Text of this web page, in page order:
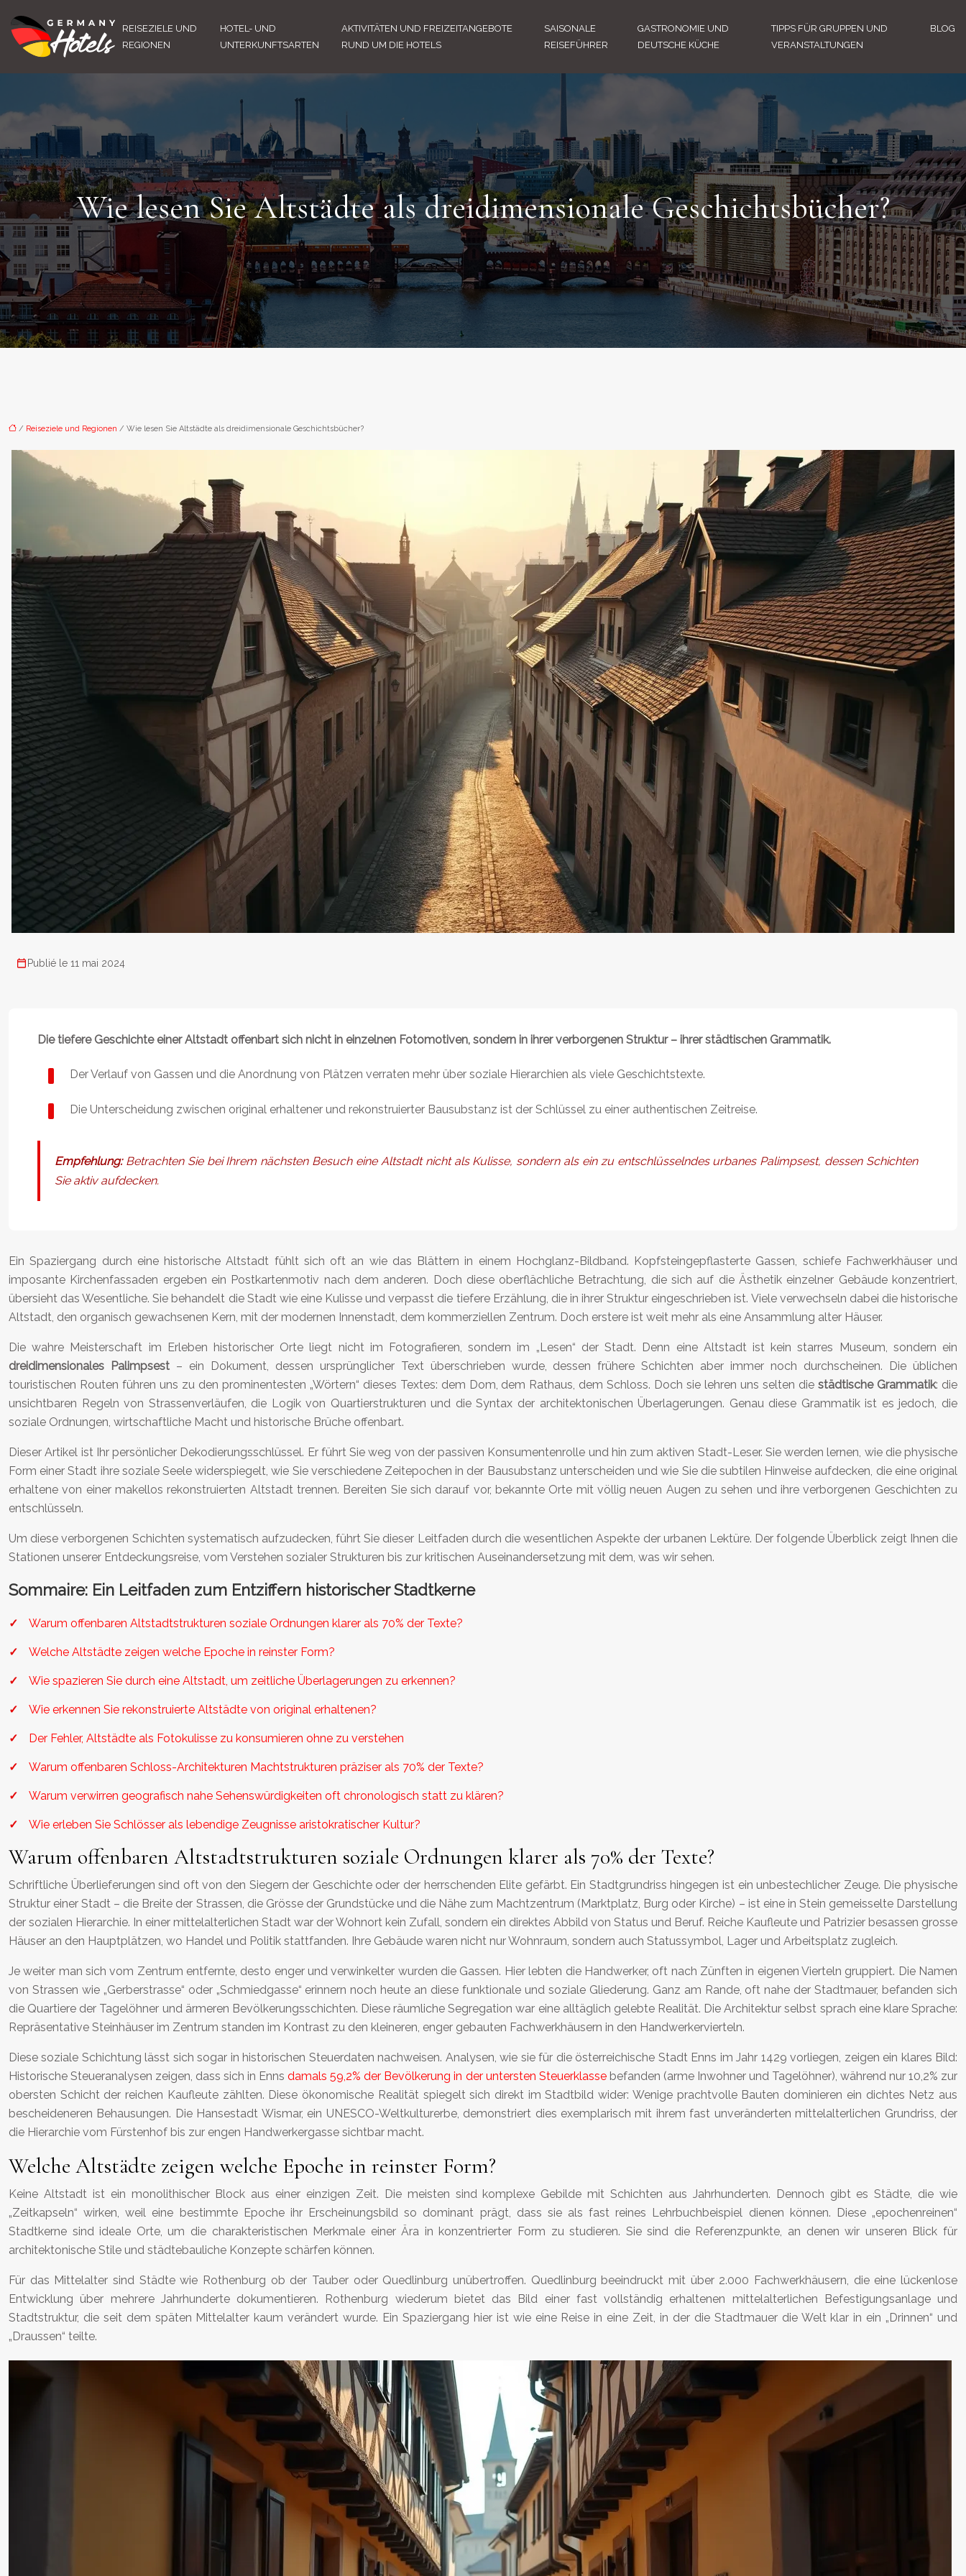
REISEZIELE UND
REGIONEN
HOTEL- UND
UNTERKUNFTSARTEN
AKTIVITÄTEN UND FREIZEITANGEBOTE
RUND UM DIE HOTELS
SAISONALE
REISEFÜHRER
GASTRONOMIE UND
DEUTSCHE KÜCHE
TIPPS FÜR GRUPPEN UND
VERANSTALTUNGEN
BLOG
Wie lesen Sie Altstädte als dreidimensionale Geschichtsbücher?
/ Reiseziele und Regionen / Wie lesen Sie Altstädte als dreidimensionale Geschichtsbücher?
Publié le 11 mai 2024
Die tiefere Geschichte einer Altstadt offenbart sich nicht in einzelnen Fotomotiven, sondern in ihrer verborgenen Struktur – ihrer städtischen Grammatik.
Der Verlauf von Gassen und die Anordnung von Plätzen verraten mehr über soziale Hierarchien als viele Geschichtstexte.
Die Unterscheidung zwischen original erhaltener und rekonstruierter Bausubstanz ist der Schlüssel zu einer authentischen Zeitreise.
Empfehlung:Betrachten Sie bei Ihrem nächsten Besuch eine Altstadt nicht als Kulisse, sondern als ein zu entschlüsselndes urbanes Palimpsest, dessen Schichten
Sie aktiv aufdecken.
Ein Spaziergang durch eine historische Altstadt fühlt sich oft an wie das Blättern in einem Hochglanz-Bildband. Kopfsteingepflasterte Gassen, schiefe Fachwerkhäuser und
imposante Kirchenfassaden ergeben ein Postkartenmotiv nach dem anderen. Doch diese oberflächliche Betrachtung, die sich auf die Ästhetik einzelner Gebäude konzentriert,
übersieht das Wesentliche. Sie behandelt die Stadt wie eine Kulisse und verpasst die tiefere Erzählung, die in ihrer Struktur eingeschrieben ist. Viele verwechseln dabei die historische
Altstadt, den organisch gewachsenen Kern, mit der modernen Innenstadt, dem kommerziellen Zentrum. Doch erstere ist weit mehr als eine Ansammlung alter Häuser.
Die wahre Meisterschaft im Erleben historischer Orte liegt nicht im Fotografieren, sondern im „Lesen“ der Stadt. Denn eine Altstadt ist kein starres Museum, sondern ein
dreidimensionales Palimpsest– ein Dokument, dessen ursprünglicher Text überschrieben wurde, dessen frühere Schichten aber immer noch durchscheinen. Die üblichen
touristischen Routen führen uns zu den prominentesten „Wörtern“ dieses Textes: dem Dom, dem Rathaus, dem Schloss. Doch sie lehren uns selten diestädtische Grammatik: die
unsichtbaren Regeln von Strassenverläufen, die Logik von Quartierstrukturen und die Syntax der architektonischen Überlagerungen. Genau diese Grammatik ist es jedoch, die
soziale Ordnungen, wirtschaftliche Macht und historische Brüche offenbart.
Dieser Artikel ist Ihr persönlicher Dekodierungsschlüssel. Er führt Sie weg von der passiven Konsumentenrolle und hin zum aktiven Stadt-Leser. Sie werden lernen, wie die physische
Form einer Stadt ihre soziale Seele widerspiegelt, wie Sie verschiedene Zeitepochen in der Bausubstanz unterscheiden und wie Sie die subtilen Hinweise aufdecken, die eine original
erhaltene von einer makellos rekonstruierten Altstadt trennen. Bereiten Sie sich darauf vor, bekannte Orte mit völlig neuen Augen zu sehen und ihre verborgenen Geschichten zu
entschlüsseln.
Um diese verborgenen Schichten systematisch aufzudecken, führt Sie dieser Leitfaden durch die wesentlichen Aspekte der urbanen Lektüre. Der folgende Überblick zeigt Ihnen die
Stationen unserer Entdeckungsreise, vom Verstehen sozialer Strukturen bis zur kritischen Auseinandersetzung mit dem, was wir sehen.
Sommaire: Ein Leitfaden zum Entziffern historischer Stadtkerne
Warum offenbaren Altstadtstrukturen soziale Ordnungen klarer als 70% der Texte?
Welche Altstädte zeigen welche Epoche in reinster Form?
Wie spazieren Sie durch eine Altstadt, um zeitliche Überlagerungen zu erkennen?
Wie erkennen Sie rekonstruierte Altstädte von original erhaltenen?
Der Fehler, Altstädte als Fotokulisse zu konsumieren ohne zu verstehen
Warum offenbaren Schloss-Architekturen Machtstrukturen präziser als 70% der Texte?
Warum verwirren geografisch nahe Sehenswürdigkeiten oft chronologisch statt zu klären?
Wie erleben Sie Schlösser als lebendige Zeugnisse aristokratischer Kultur?
Warum offenbaren Altstadtstrukturen soziale Ordnungen klarer als 70% der Texte?
Schriftliche Überlieferungen sind oft von den Siegern der Geschichte oder der herrschenden Elite gefärbt. Ein Stadtgrundriss hingegen ist ein unbestechlicher Zeuge. Die physische
Struktur einer Stadt – die Breite der Strassen, die Grösse der Grundstücke und die Nähe zum Machtzentrum (Marktplatz, Burg oder Kirche) – ist eine in Stein gemeisselte Darstellung
der sozialen Hierarchie. In einer mittelalterlichen Stadt war der Wohnort kein Zufall, sondern ein direktes Abbild von Status und Beruf. Reiche Kaufleute und Patrizier besassen grosse
Häuser an den Hauptplätzen, wo Handel und Politik stattfanden. Ihre Gebäude waren nicht nur Wohnraum, sondern auch Statussymbol, Lager und Arbeitsplatz zugleich.
Je weiter man sich vom Zentrum entfernte, desto enger und verwinkelter wurden die Gassen. Hier lebten die Handwerker, oft nach Zünften in eigenen Vierteln gruppiert. Die Namen
von Strassen wie „Gerberstrasse“ oder „Schmiedgasse“ erinnern noch heute an diese funktionale und soziale Gliederung. Ganz am Rande, oft nahe der Stadtmauer, befanden sich
die Quartiere der Tagelöhner und ärmeren Bevölkerungsschichten. Diese räumliche Segregation war eine alltäglich gelebte Realität. Die Architektur selbst sprach eine klare Sprache:
Repräsentative Steinhäuser im Zentrum standen im Kontrast zu den kleineren, enger gebauten Fachwerkhäusern in den Handwerkervierteln.
Diese soziale Schichtung lässt sich sogar in historischen Steuerdaten nachweisen. Analysen, wie sie für die österreichische Stadt Enns im Jahr 1429 vorliegen, zeigen ein klares Bild:
Historische Steueranalysen zeigen, dass sich in Ennsdamals 59,2% der Bevölkerung in der untersten Steuerklassebefanden (arme Inwohner und Tagelöhner), während nur 10,2% zur
obersten Schicht der reichen Kaufleute zählten. Diese ökonomische Realität spiegelt sich direkt im Stadtbild wider: Wenige prachtvolle Bauten dominieren ein dichtes Netz aus
bescheideneren Behausungen. Die Hansestadt Wismar, ein UNESCO-Weltkulturerbe, demonstriert dies exemplarisch mit ihrem fast unveränderten mittelalterlichen Grundriss, der
die Hierarchie vom Fürstenhof bis zur engen Handwerkergasse sichtbar macht.
Welche Altstädte zeigen welche Epoche in reinster Form?
Keine Altstadt ist ein monolithischer Block aus einer einzigen Zeit. Die meisten sind komplexe Gebilde mit Schichten aus Jahrhunderten. Dennoch gibt es Städte, die wie
„Zeitkapseln“ wirken, weil eine bestimmte Epoche ihr Erscheinungsbild so dominant prägt, dass sie als fast reines Lehrbuchbeispiel dienen können. Diese „epochenreinen“
Stadtkerne sind ideale Orte, um die charakteristischen Merkmale einer Ära in konzentrierter Form zu studieren. Sie sind die Referenzpunkte, an denen wir unseren Blick für
architektonische Stile und städtebauliche Konzepte schärfen können.
Für das Mittelalter sind Städte wie Rothenburg ob der Tauber oder Quedlinburg unübertroffen. Quedlinburg beeindruckt mit über 2.000 Fachwerkhäusern, die eine lückenlose
Entwicklung über mehrere Jahrhunderte dokumentieren. Rothenburg wiederum bietet das Bild einer fast vollständig erhaltenen mittelalterlichen Befestigungsanlage und
Stadtstruktur, die seit dem späten Mittelalter kaum verändert wurde. Ein Spaziergang hier ist wie eine Reise in eine Zeit, in der die Stadtmauer die Welt klar in ein „Drinnen“ und
„Draussen“ teilte.